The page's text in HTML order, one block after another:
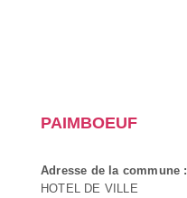
PAIMBOEUF
Adresse de la commune :
HOTEL DE VILLE